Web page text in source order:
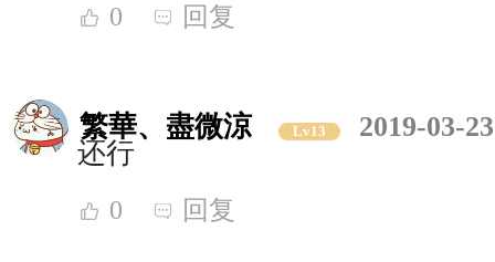
0 回复
繁華、盡微涼 Lv13
2019-03-
还行
0 回复